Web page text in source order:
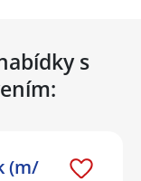
s
(m/